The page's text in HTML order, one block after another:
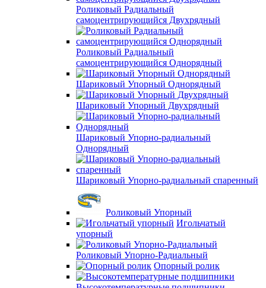
Роликовый Радиальный
самоцентрирующийся Двухрядный
Роликовый Радиальный
самоцентрирующийся Однорядный
Шариковый Упорный Однорядный
Шариковый Упорный Двухрядный
Шариковый Упорно-радиальный
Однорядный
Шариковый Упорно-радиальный спаренный
Роликовый Упорный
Игольчатый
упорный
Роликовый Упорно-Радиальный
Опорный ролик